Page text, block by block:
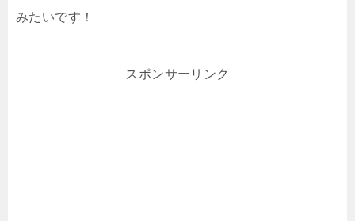
みたいです！
スポンサーリンク